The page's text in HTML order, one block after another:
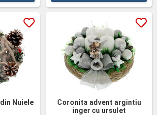
Nuiele
Coronita advent argintiu
inger cu ursulet